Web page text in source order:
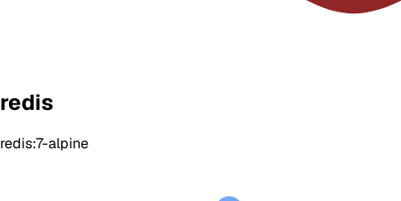
redis
redis:7-alpine